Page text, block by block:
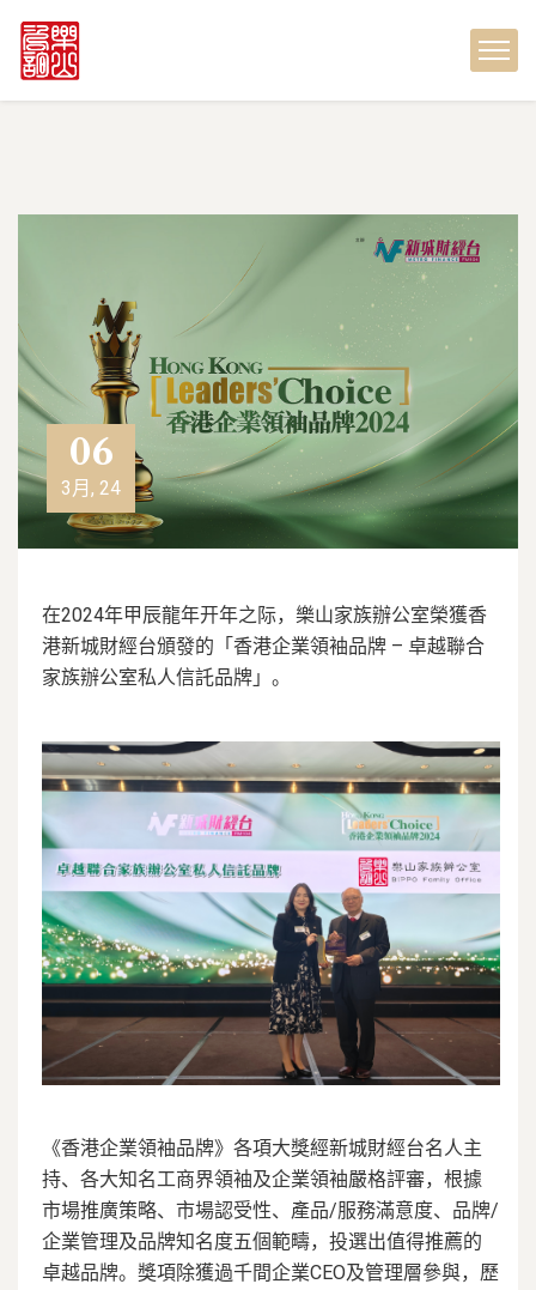
06
3月, 24
在2024年甲辰龍年开年之际，樂山家族辦公室榮獲香
港新城財經台頒發的「香港企業領袖品牌 – 卓越聯合
家族辦公室私人信託品牌」。
《香港企業領袖品牌》各項大獎經新城財經台名人主
持、各大知名工商界領袖及企業領袖嚴格評審，根據
市場推廣策略、市場認受性、產品/服務滿意度、品牌/
企業管理及品牌知名度五個範疇，投選出值得推薦的
卓越品牌。獎項除獲過千間企業CEO及管理層參與，歷